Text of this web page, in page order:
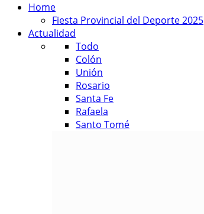
Home
Fiesta Provincial del Deporte 2025
Actualidad
Todo
Colón
Unión
Rosario
Santa Fe
Rafaela
Santo Tomé